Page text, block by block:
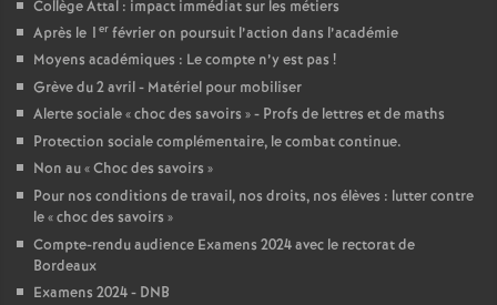
c
o
n
d
d
Collège Attal : impact immédiat sur les métiers
Après le 1 er février on poursuit l’action dans l’académie
Moyens académiques : Le compte n’y est pas !
Grève du 2 avril - Matériel pour mobiliser
Alerte sociale «choc des savoirs » - Profs de lettres et de maths
Protection sociale complémentaire, le combat continue.
Non au «Choc des savoirs »
Pour nos conditions de travail, nos droits, nos élèves : lutter contre
le «choc des savoirs »
Compte-rendu audience Examens 2024 avec le rectorat de
Bordeaux
Examens 2024 - DNB